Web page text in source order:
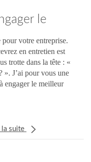
le
pour votre entreprise.
en entretien est
trotte dans la tête : «
». J’ai pour vous une
engager le meilleur
la suite